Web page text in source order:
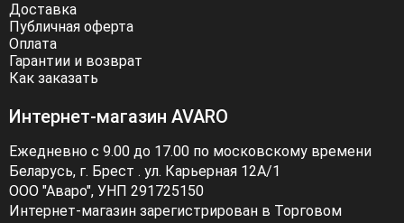
Доставка
Публичная оферта
Оплата
Гарантии и возврат
Как заказать
Интернет-магазин AVARO
Ежедневно с 9.00 до 17.00 по московскому времени
Беларусь, г. Брест . ул. Карьерная 12А/1
ООО "Аваро", УНП 291725150
Интернет-магазин зарегистрирован в Торговом